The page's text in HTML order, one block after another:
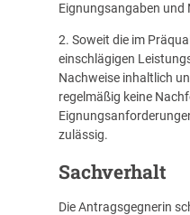
Eignungsangaben und
2. Soweit die im
einschlägigen
Nachweise inhaltlich
regelmäßig keine
zulässig.
Sachverhalt
Die Antragsgegnerin